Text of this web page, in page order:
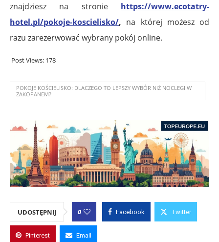
znajdziesz na stronie https://www.ecotatry-
hotel.pl/pokoje-koscielisko/, na której możesz od
razu zarezerwować wybrany pokój online.
Post Views: 178
POKOJE KOŚCIELISKO: DLACZEGO TO LEPSZY WYBÓR NIŻ NOCLEGI W
ZAKOPANEM?
UDOSTĘPNIJ 0 Facebook Twitter
Pinterest Email